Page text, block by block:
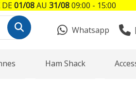
Whatsapp
Ham Shack
DE01/08AU 31/0809:00 - 15:00